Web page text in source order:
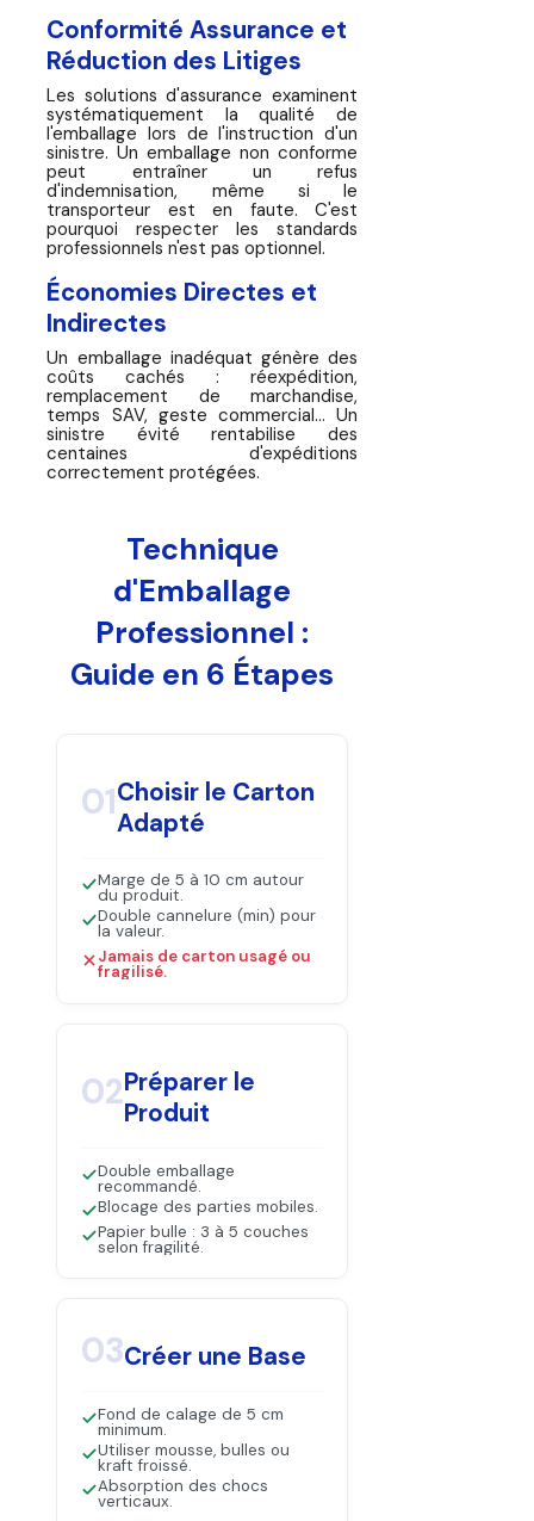
Conformité Assurance et
Réduction des Litiges
Les solutions d'assurance examinent
systématiquement la qualité de
l'emballage lors de l'instruction d'un
sinistre. Un emballage non conforme
peut entraîner un refus
d'indemnisation, même si le
transporteur est en faute. C'est
pourquoi respecter les standards
professionnels n'est pas optionnel.
Économies Directes et
Indirectes
Un emballage inadéquat génère des
coûts cachés : réexpédition,
remplacement de marchandise,
temps SAV, geste commercial... Un
sinistre évité rentabilise des
centaines d'expéditions
correctement protégées.
Technique
d'Emballage
Professionnel :
Guide en 6 Étapes
01Choisir le Carton
Adapté
Marge de 5 à 10 cm autour
du produit.
Double cannelure (min) pour
la valeur.
Jamais de carton usagé ou
fragilisé.
02Préparer le
Produit
Double emballage
recommandé.
Blocage des parties mobiles.
Papier bulle : 3 à 5 couches
selon fragilité.
03Créer une Base
Fond de calage de 5 cm
minimum.
Utiliser mousse, bulles ou
kraft froissé.
Absorption des chocs
verticaux.